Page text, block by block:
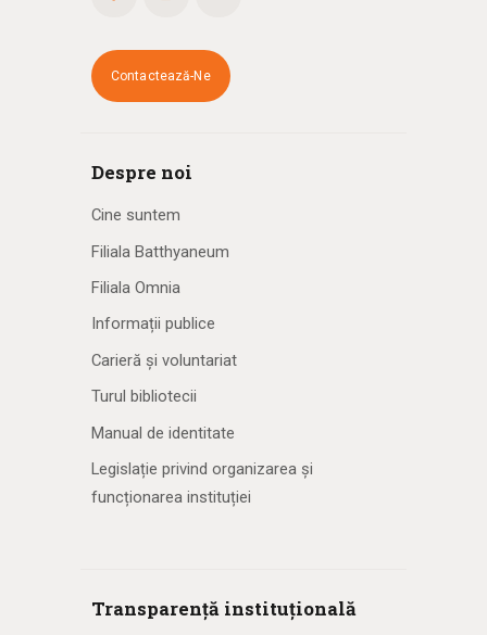
Contactează-Ne
Despre noi
Cine suntem
Filiala Batthyaneum
Filiala Omnia
Informații publice
Carieră și voluntariat
Turul bibliotecii
Manual de identitate
Legislație privind organizarea și
funcționarea instituției
Transparență instituțională